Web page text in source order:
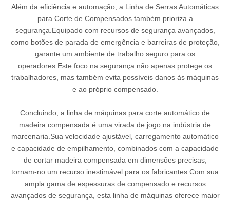
Além da eficiência e automação, a Linha de Serras Automáticas
para Corte de Compensados ​​também prioriza a
segurança.Equipado com recursos de segurança avançados,
como botões de parada de emergência e barreiras de proteção,
garante um ambiente de trabalho seguro para os
operadores.Este foco na segurança não apenas protege os
trabalhadores, mas também evita possíveis danos às máquinas
e ao próprio compensado.
Concluindo, a linha de máquinas para corte automático de
madeira compensada é uma virada de jogo na indústria de
marcenaria.Sua velocidade ajustável, carregamento automático
e capacidade de empilhamento, combinados com a capacidade
de cortar madeira compensada em dimensões precisas,
tornam-no um recurso inestimável para os fabricantes.Com sua
ampla gama de espessuras de compensado e recursos
avançados de segurança, esta linha de máquinas oferece maior